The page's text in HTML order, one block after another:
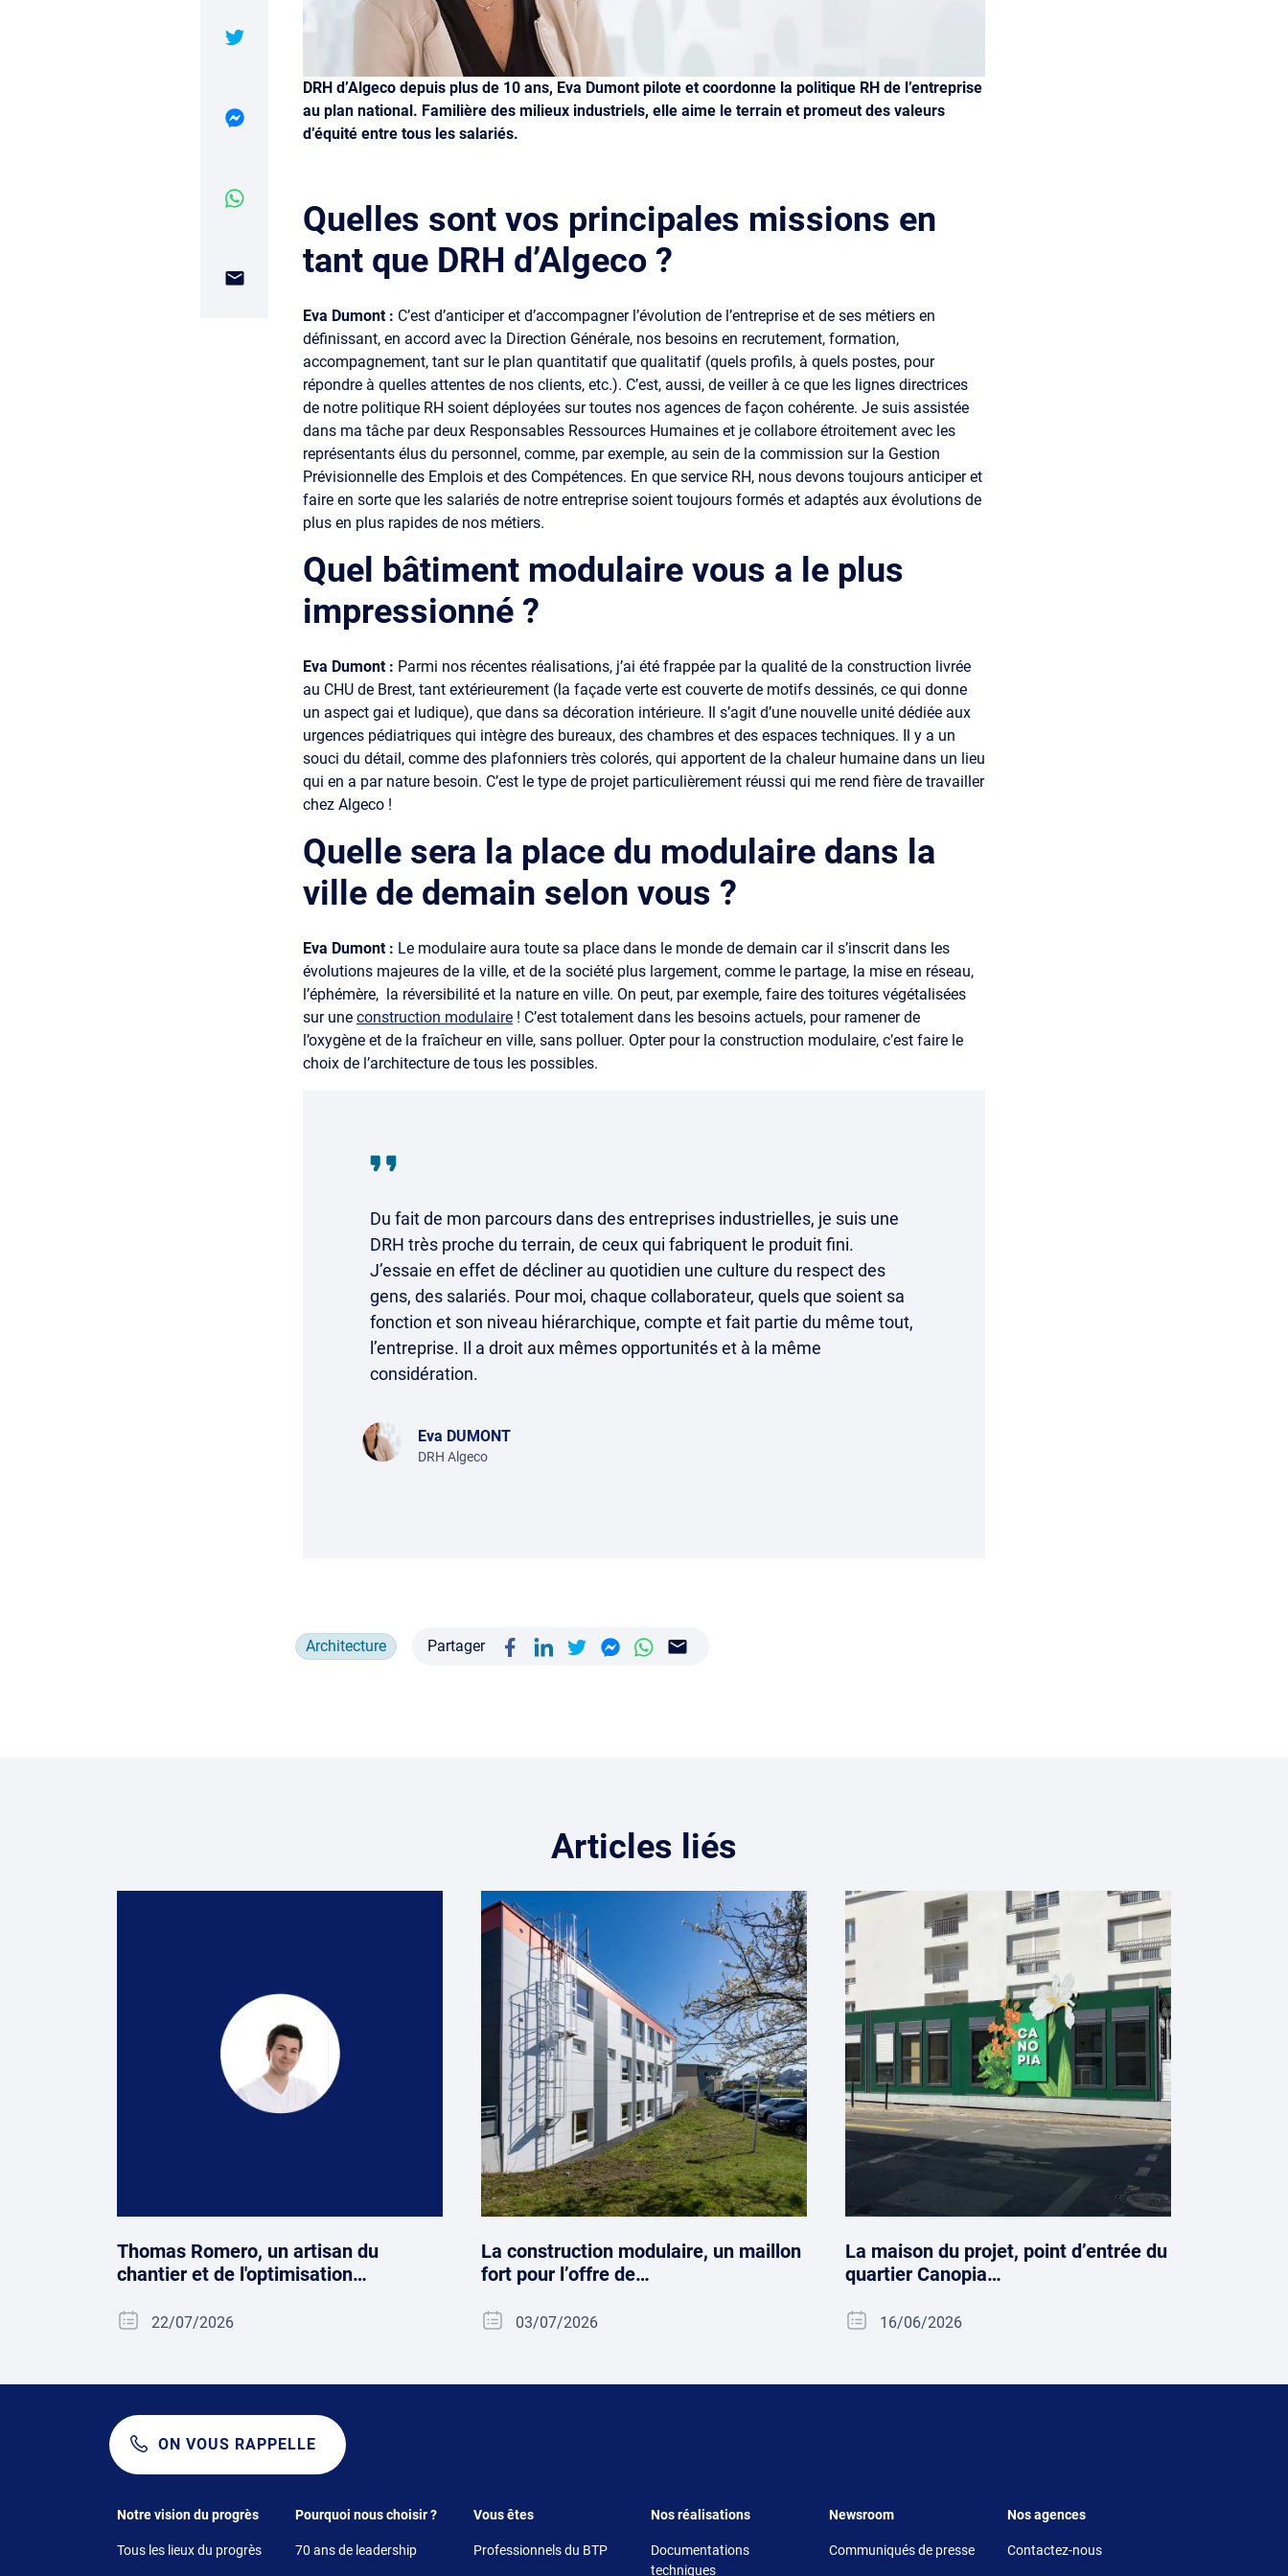
DRH d’Algeco depuis plus de 10 ans, Eva Dumont pilote et coordonne la politique RH de l’entreprise
au plan national. Familière des milieux industriels, elle aime le terrain et promeut des valeurs
d’équité entre tous les salariés.
Quelles sont vos principales missions en
tant que DRH d’Algeco ?
Eva Dumont : C’est d’anticiper et d’accompagner l’évolution de l’entreprise et de ses métiers en
définissant, en accord avec la Direction Générale, nos besoins en recrutement, formation,
accompagnement, tant sur le plan quantitatif que qualitatif (quels profils, à quels postes, pour
répondre à quelles attentes de nos clients, etc.). C’est, aussi, de veiller à ce que les lignes directrices
de notre politique RH soient déployées sur toutes nos agences de façon cohérente. Je suis assistée
dans ma tâche par deux Responsables Ressources Humaines et je collabore étroitement avec les
représentants élus du personnel, comme, par exemple, au sein de la commission sur la Gestion
Prévisionnelle des Emplois et des Compétences. En que service RH, nous devons toujours anticiper et
faire en sorte que les salariés de notre entreprise soient toujours formés et adaptés aux évolutions de
plus en plus rapides de nos métiers.
Quel bâtiment modulaire vous a le plus
impressionné ?
Eva Dumont : Parmi nos récentes réalisations, j’ai été frappée par la qualité de la construction livrée
au CHU de Brest, tant extérieurement (la façade verte est couverte de motifs dessinés, ce qui donne
un aspect gai et ludique), que dans sa décoration intérieure. Il s’agit d’une nouvelle unité dédiée aux
urgences pédiatriques qui intègre des bureaux, des chambres et des espaces techniques. Il y a un
souci du détail, comme des plafonniers très colorés, qui apportent de la chaleur humaine dans un lieu
qui en a par nature besoin. C’est le type de projet particulièrement réussi qui me rend fière de travailler
chez Algeco !
Quelle sera la place du modulaire dans la
ville de demain selon vous ?
Eva Dumont : Le modulaire aura toute sa place dans le monde de demain car il s’inscrit dans les
évolutions majeures de la ville, et de la société plus largement, comme le partage, la mise en réseau,
l’éphémère, la réversibilité et la nature en ville. On peut, par exemple, faire des toitures végétalisées
sur une construction modulaire ! C’est totalement dans les besoins actuels, pour ramener de
l’oxygène et de la fraîcheur en ville, sans polluer. Opter pour la construction modulaire, c’est faire le
choix de l’architecture de tous les possibles.
Du fait de mon parcours dans des entreprises industrielles, je suis une
DRH très proche du terrain, de ceux qui fabriquent le produit fini.
J’essaie en effet de décliner au quotidien une culture du respect des
gens, des salariés. Pour moi, chaque collaborateur, quels que soient sa
fonction et son niveau hiérarchique, compte et fait partie du même tout,
l’entreprise. Il a droit aux mêmes opportunités et à la même
considération.
Eva DUMONT
DRH Algeco
Architecture Partager
Articles liés
Thomas Romero, un artisan du
chantier et de l'optimisation…
22/07/2026
La construction modulaire, un maillon
fort pour l’offre de…
03/07/2026
La maison du projet, point d’entrée du
quartier Canopia…
16/06/2026
ON VOUS RAPPELLE
Footer 1
Notre vision du progrès
Tous les lieux du progrès
Footer 2
Pourquoi nous choisir ?
70 ans de leadership
Footer 3
Vous êtes
Professionnels du BTP
Footer 4
Nos réalisations
Documentations
techniques
Footer 5
Newsroom
Communiqués de presse
Footer 6
Nos agences
Contactez-nous